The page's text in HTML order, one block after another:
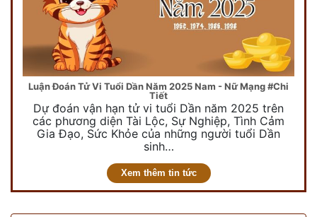
Luận Đoán Tử Vi Tuổi Dần Năm 2025 Nam - Nữ Mạng #Chi
Tiết
Dự đoán vận hạn tử vi tuổi Dần năm 2025 trên
các phương diện Tài Lộc, Sự Nghiệp, Tình Cảm
Gia Đạo, Sức Khỏe của những người tuổi Dần
sinh…
Xem thêm tin tức